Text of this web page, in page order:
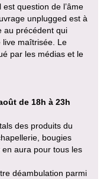
question de l’âme
unplugged est à
au précédent qui
live maîtrisée. Le
par les médias et le
de 18h à 23h
des produits du
bougies
aura pour tous les
déambulation parmi